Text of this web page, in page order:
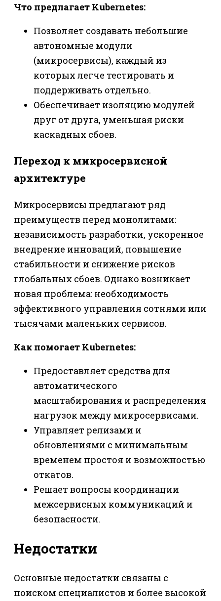
Что предлагает Kubernetes:
Позволяет создавать небольшие
автономные модули
(микросервисы), каждый из
которых легче тестировать и
поддерживать отдельно.
Обеспечивает изоляцию модулей
друг от друга, уменьшая риски
каскадных сбоев.
Переход к микросервисной
архитектуре
Микросервисы предлагают ряд
преимуществ перед монолитами:
независимость разработки, ускоренное
внедрение инноваций, повышение
стабильности и снижение рисков
глобальных сбоев. Однако возникает
новая проблема: необходимость
эффективного управления сотнями или
тысячами маленьких сервисов.
Как помогает Kubernetes:
Предоставляет средства для
автоматического
масштабирования и распределения
нагрузок между микросервисами.
Управляет релизами и
обновлениями с минимальным
временем простоя и возможностью
откатов.
Решает вопросы координации
межсервисных коммуникаций и
безопасности.
Недостатки
Основные недостатки связаны с
поиском специалистов и более высокой